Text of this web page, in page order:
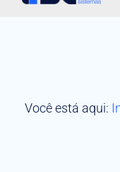
Você está aqui: